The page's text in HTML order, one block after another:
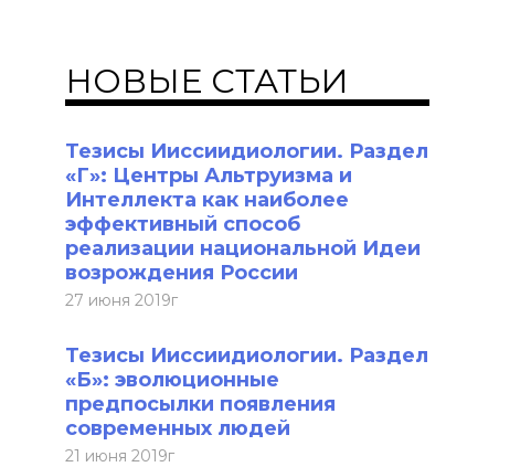
НОВЫЕ СТАТЬИ
Тезисы Ииссиидиологии. Раздел
«Г»: Центры Альтруизма и
Интеллекта как наиболее
эффективный способ
реализации национальной Идеи
возрождения России
27 июня 2019г
Тезисы Ииссиидиологии. Раздел
«Б»: эволюционные
предпосылки появления
современных людей
21 июня 2019г